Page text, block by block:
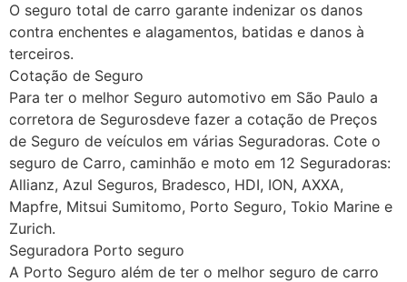
O seguro total de carro garante indenizar os danos
contra enchentes e alagamentos, batidas e danos à
terceiros.
Cotação de Seguro
Para ter o melhor Seguro automotivo em São Paulo a
corretora de Segurosdeve fazer a cotação de Preços
de Seguro de veículos em várias Seguradoras. Cote o
seguro de Carro, caminhão e moto em 12 Seguradoras:
Allianz, Azul Seguros, Bradesco, HDI, ION, AXXA,
Mapfre, Mitsui Sumitomo, Porto Seguro, Tokio Marine e
Zurich.
Seguradora Porto seguro
A Porto Seguro além de ter o melhor seguro de carro